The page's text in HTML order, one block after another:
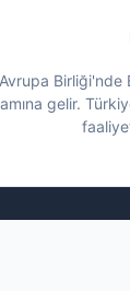
Avrupa Birliği'nde
gelir.